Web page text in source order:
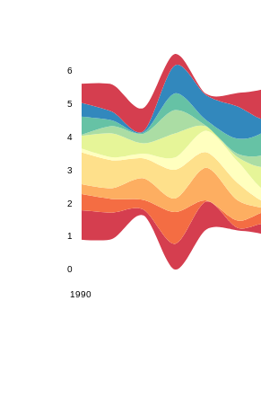
1990
0
1
2
3
4
5
6